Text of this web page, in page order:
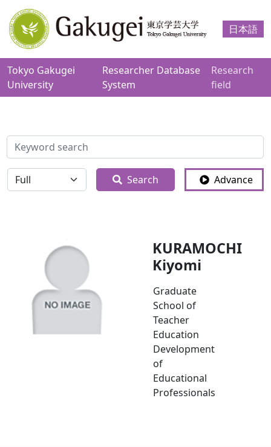
日本語
Tokyo Gakugei
University
Researcher Database
System
Research
field
検索
全体 Search Advance
KURAMOCHI
Kiyomi
Graduate
School of
Teacher
Education
Development
of
Educational
Professionals